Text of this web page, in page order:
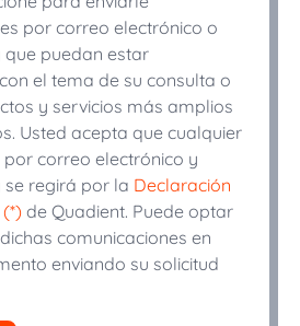
por correo electrónico o
puedan estar
el tema de su consulta o
y servicios más amplios
Usted acepta que cualquier
correo electrónico y
regirá por la Declaración
de Quadient. Puede optar
comunicaciones en
enviando su solicitud